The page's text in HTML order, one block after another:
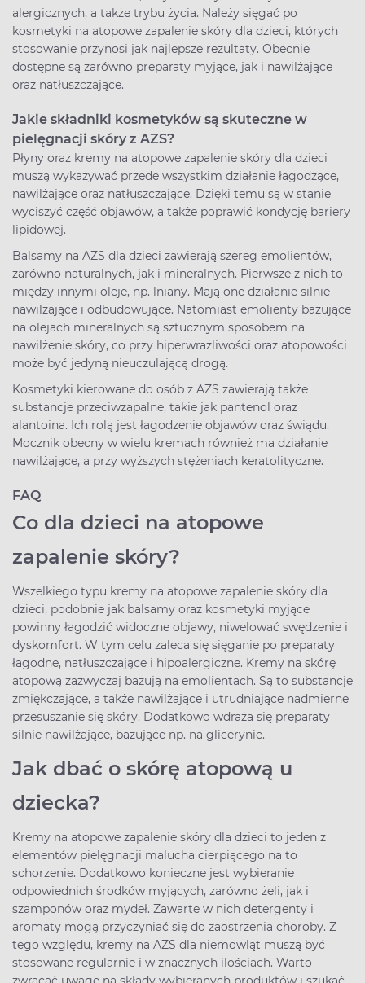
alergicznych, a także trybu życia. Należy sięgać po
kosmetyki na atopowe zapalenie skóry dla dzieci, których
stosowanie przynosi jak najlepsze rezultaty. Obecnie
dostępne są zarówno preparaty myjące, jak i nawilżające
oraz natłuszczające.
Jakie składniki kosmetyków są skuteczne w
pielęgnacji skóry z AZS?
Płyny oraz kremy na atopowe zapalenie skóry dla dzieci
muszą wykazywać przede wszystkim działanie łagodzące,
nawilżające oraz natłuszczające. Dzięki temu są w stanie
wyciszyć część objawów, a także poprawić kondycję bariery
lipidowej.
Balsamy na AZS dla dzieci zawierają szereg emolientów,
zarówno naturalnych, jak i mineralnych. Pierwsze z nich to
między innymi oleje, np. lniany. Mają one działanie silnie
nawilżające i odbudowujące. Natomiast emolienty bazujące
na olejach mineralnych są sztucznym sposobem na
nawilżenie skóry, co przy hiperwrażliwości oraz atopowości
może być jedyną nieuczulającą drogą.
Kosmetyki kierowane do osób z AZS zawierają także
substancje przeciwzapalne, takie jak pantenol oraz
alantoina. Ich rolą jest łagodzenie objawów oraz świądu.
Mocznik obecny w wielu kremach również ma działanie
nawilżające, a przy wyższych stężeniach keratolityczne.
FAQ
Co dla dzieci na atopowe
zapalenie skóry?
Wszelkiego typu kremy na atopowe zapalenie skóry dla
dzieci, podobnie jak balsamy oraz kosmetyki myjące
powinny łagodzić widoczne objawy, niwelować swędzenie i
dyskomfort. W tym celu zaleca się sięganie po preparaty
łagodne, natłuszczające i hipoalergiczne. Kremy na skórę
atopową zazwyczaj bazują na emolientach. Są to substancje
zmiękczające, a także nawilżające i utrudniające nadmierne
przesuszanie się skóry. Dodatkowo wdraża się preparaty
silnie nawilżające, bazujące np. na glicerynie.
Jak dbać o skórę atopową u
dziecka?
Kremy na atopowe zapalenie skóry dla dzieci to jeden z
elementów pielęgnacji malucha cierpiącego na to
schorzenie. Dodatkowo konieczne jest wybieranie
odpowiednich środków myjących, zarówno żeli, jak i
szamponów oraz mydeł. Zawarte w nich detergenty i
aromaty mogą przyczyniać się do zaostrzenia choroby. Z
tego względu, kremy na AZS dla niemowląt muszą być
stosowane regularnie i w znacznych ilościach. Warto